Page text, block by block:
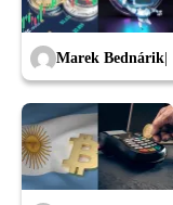
Marek Bednárik